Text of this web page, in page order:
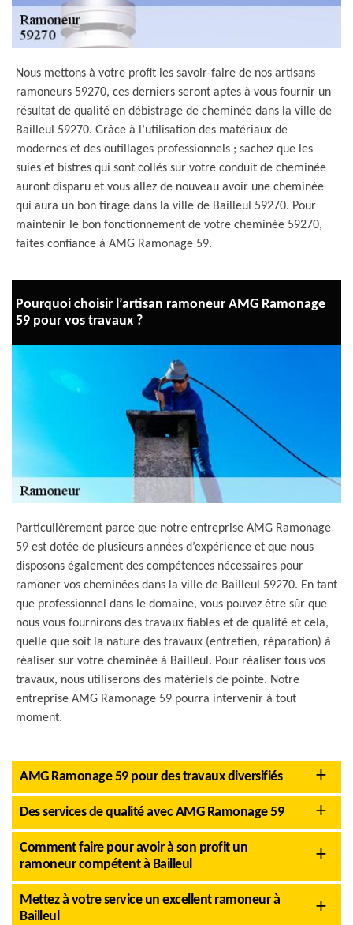
Nous mettons à votre profit les savoir-faire de nos artisans
ramoneurs 59270, ces derniers seront aptes à vous fournir un
résultat de qualité en débistrage de cheminée dans la ville de
Bailleul 59270. Grâce à l’utilisation des matériaux de
modernes et des outillages professionnels ; sachez que les
suies et bistres qui sont collés sur votre conduit de cheminée
auront disparu et vous allez de nouveau avoir une cheminée
qui aura un bon tirage dans la ville de Bailleul 59270. Pour
maintenir le bon fonctionnement de votre cheminée 59270,
faites confiance à AMG Ramonage 59.
Pourquoi choisir l’artisan ramoneur AMG Ramonage
59 pour vos travaux ?
Particulièrement parce que notre entreprise AMG Ramonage
59 est dotée de plusieurs années d’expérience et que nous
disposons également des compétences nécessaires pour
ramoner vos cheminées dans la ville de Bailleul 59270. En tant
que professionnel dans le domaine, vous pouvez être sûr que
nous vous fournirons des travaux fiables et de qualité et cela,
quelle que soit la nature des travaux (entretien, réparation) à
réaliser sur votre cheminée à Bailleul. Pour réaliser tous vos
travaux, nous utiliserons des matériels de pointe. Notre
entreprise AMG Ramonage 59 pourra intervenir à tout
moment.
AMG Ramonage 59 pour des travaux diversifiés
Des services de qualité avec AMG Ramonage 59
Comment faire pour avoir à son profit un
ramoneur compétent à Bailleul
Mettez à votre service un excellent ramoneur à
Bailleul